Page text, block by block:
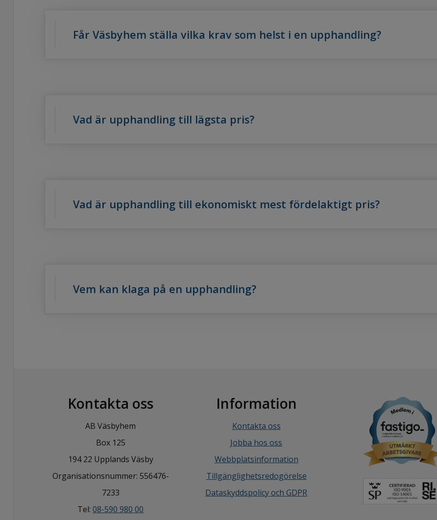
Får Väsbyhem ställa vilka krav som helst i en upphandling?
Vad är upphandling till lägsta pris?
Vad är upphandling till ekonomiskt mest fördelaktigt pris?
Vem kan klaga på en upphandling?
Kontakta oss
AB Väsbyhem
Box 125
194 22 Upplands Väsby
Organisationsnummer: 556476-
7233
Tel:08-590 980 00
Information
Kontakta oss
Jobba hos oss
Webbplatsinformation
Tillgänglighetsredogörelse
Dataskyddspolicy och GDPR